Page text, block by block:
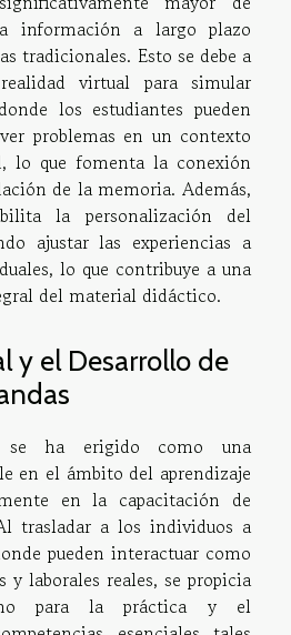
información a largo plazo
tradicionales. Esto se debe a
virtual para simular
los estudiantes pueden
problemas en un contexto
lo que fomenta la conexión
de la memoria. Además,
la personalización del
ajustar las experiencias a
lo que contribuye a una
del material didáctico.
y el Desarrollo de
se ha erigido como una
en el ámbito del aprendizaje
en la capacitación de
trasladar a los individuos a
pueden interactuar como
y laborales reales, se propicia
para la práctica y el